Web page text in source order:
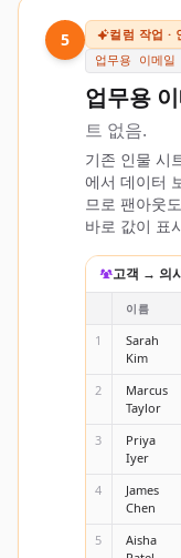
5 컬럼 작업 ·
업무용 이메일
업무용
트 없음.
기존 인물 시
에서 데이터
므로 팬아웃
바로 값이 표
고객 → 의
이름
1
Sarah
Kim
2
Marcus
Taylor
3
Priya
Iyer
4
James
Chen
5
Aisha